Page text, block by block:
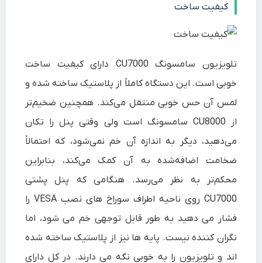
کیفیت ساخت
تلویزیون سامسونگ CU7000 دارای کیفیت ساخت
خوبی است. این دستگاه کاملاً از پلاستیک ساخته شده و
لمس آن حس خوبی منتقل می‌کند. همچنین ضخیم‌تر
از CU8000 سامسونگ است ولی وقتی پنل را تکان
می‌دهید، دیگر به اندازه آن خم نمی‌شود، که احتمالاً
ضخامت اضافه‌شده به آن کمک می‌کند، بنابراین
محکم‌تر به نظر می‌رسد. هنگامی که پنل پشتی
CU7000 روی ناحیه اطراف سوراخ های نصب VESA را
فشار می دهید به طور قابل توجهی خم می شود، اما
نگران کننده نیست. پایه ها نیز از پلاستیک ساخته شده
اند و تلویزیون را به خوبی نگه می دارند. در کل دارای